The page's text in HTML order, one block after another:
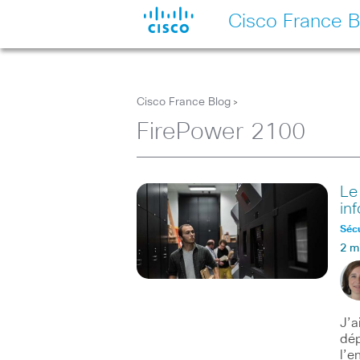
Cisco France
Cisco France Blog >
FirePower 2100
2